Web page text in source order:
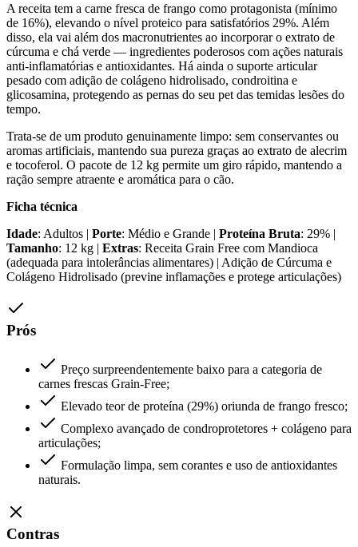
A receita tem a carne fresca de frango como protagonista (mínimo
de 16%), elevando o nível proteico para satisfatórios 29%. Além
disso, ela vai além dos macronutrientes ao incorporar o extrato de
cúrcuma e chá verde — ingredientes poderosos com ações naturais
anti-inflamatórias e antioxidantes. Há ainda o suporte articular
pesado com adição de colágeno hidrolisado, condroitina e
glicosamina, protegendo as pernas do seu pet das temidas lesões do
tempo.
Trata-se de um produto genuinamente limpo: sem conservantes ou
aromas artificiais, mantendo sua pureza graças ao extrato de alecrim
e tocoferol. O pacote de 12 kg permite um giro rápido, mantendo a
ração sempre atraente e aromática para o cão.
Ficha técnica
Idade: Adultos | Porte: Médio e Grande | Proteína Bruta: 29% |
Tamanho: 12 kg | Extras: Receita Grain Free com Mandioca
(adequada para intolerâncias alimentares) | Adição de Cúrcuma e
Colágeno Hidrolisado (previne inflamações e protege articulações)
Prós
Preço surpreendentemente baixo para a categoria de
carnes frescas Grain-Free;
Elevado teor de proteína (29%) oriunda de frango fresco;
Complexo avançado de condroprotetores + colágeno para
articulações;
Formulação limpa, sem corantes e uso de antioxidantes
naturais.
Contras